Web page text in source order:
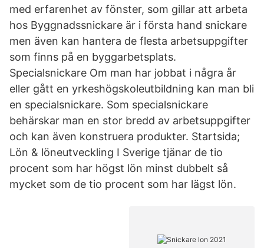
med erfarenhet av fönster, som gillar att arbeta
hos Byggnadssnickare är i första hand snickare
men även kan hantera de flesta arbetsuppgifter
som finns på en byggarbetsplats.
Specialsnickare Om man har jobbat i några år
eller gått en yrkeshögskoleutbildning kan man bli
en specialsnickare. Som specialsnickare
behärskar man en stor bredd av arbetsuppgifter
och kan även konstruera produkter. Startsida;
Lön & löneutveckling I Sverige tjänar de tio
procent som har högst lön minst dubbelt så
mycket som de tio procent som har lägst lön.